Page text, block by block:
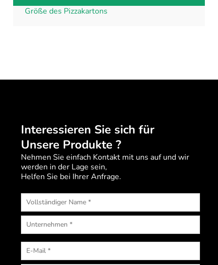
Größe des Pizzakartons
Interessieren Sie sich für
Unsere Produkte ?
Nehmen Sie einfach Kontakt mit uns auf und wir
werden in der Lage sein,
Helfen Sie bei Ihrer Anfrage.